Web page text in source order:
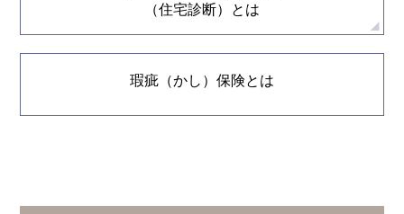
（住宅診断）とは
瑕疵（かし）保険とは